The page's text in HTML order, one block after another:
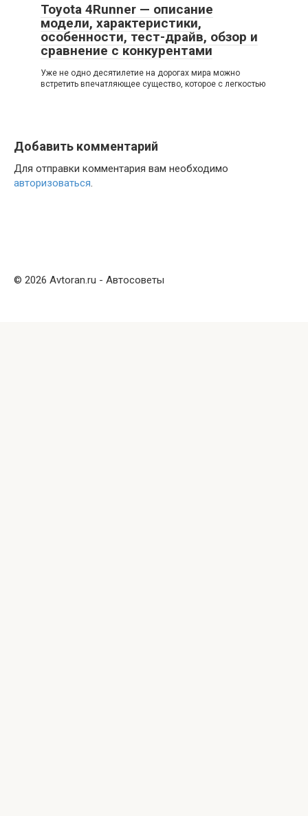
Toyota 4Runner — описание
модели, характеристики,
особенности, тест-драйв, обзор и
сравнение с конкурентами
Уже не одно десятилетие на дорогах мира можно
встретить впечатляющее существо, которое с легкостью
Добавить комментарий
Для отправки комментария вам необходимо
авторизоваться
© 2026 Avtoran.ru - Автосоветы